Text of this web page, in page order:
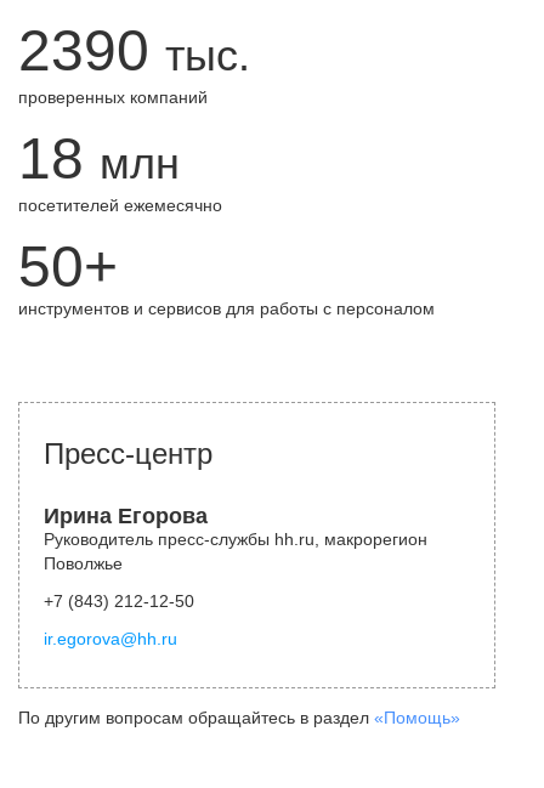
2390 тыс.
проверенных компаний
18 млн
посетителей ежемесячно
50+
инструментов и сервисов для работы с персоналом
Пресс-центр
Ирина Егорова
Руководитель пресс-службы hh.ru, макрорегион
Поволжье
+7 (843) 212-12-50
ir.egorova@hh.ru
По другим вопросам обращайтесь в раздел «Помощь»